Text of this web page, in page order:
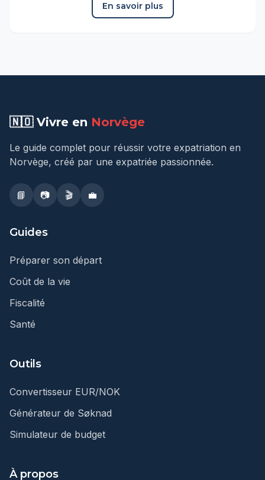
En savoir plus
🇳🇴 Vivre en Norvège
Le guide complet pour réussir votre expatriation en
Norvège, créé par une expatriée passionnée.
📘 📷 🎬 💼
Guides
Préparer son départ
Coût de la vie
Fiscalité
Santé
Outils
Convertisseur EUR/NOK
Générateur de Søknad
Simulateur de budget
À propos